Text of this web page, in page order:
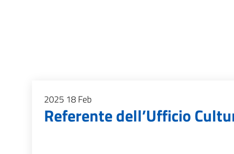
2025 18Feb
Referente dell’Ufficio